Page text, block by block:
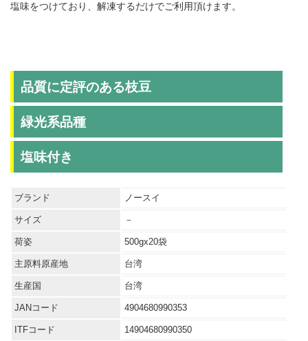
塩味をつけており、解凍するだけでご利用頂けます。
品質に定評のある枝豆
緑光系品種
塩味付き
ブランド ノースイ
サイズ －
荷姿 500gx20袋
主原料原産地 台湾
生産国 台湾
JANコード 4904680990353
ITFコード 14904680990350